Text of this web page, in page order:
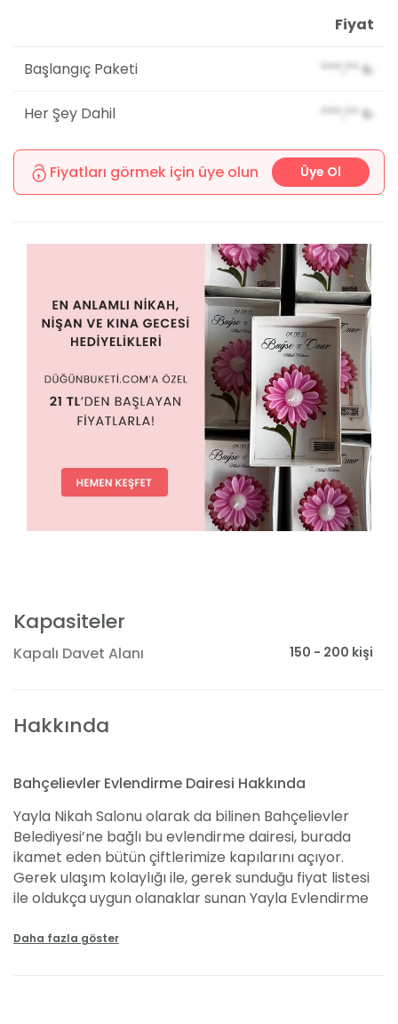
Fiyat
Başlangıç Paketi ***,** ₺
Her Şey Dahil ***,** ₺
Fiyatları görmek için üye olun Üye Ol
Kapasiteler
Kapalı Davet Alanı 150 - 200 kişi
Hakkında
Bahçelievler Evlendirme Dairesi Hakkında
Yayla Nikah Salonu olarak da bilinen Bahçelievler
Belediyesi’ne bağlı bu evlendirme dairesi, burada
ikamet eden bütün çiftlerimize kapılarını açıyor.
Gerek ulaşım kolaylığı ile, gerek sunduğu fiyat listesi
ile oldukça uygun olanaklar sunan Yayla Evlendirme
hizmet vermekte. 250 TL'den başlayan güncel
Daha fazla göster